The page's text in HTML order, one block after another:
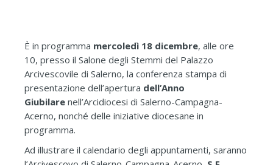
È in programma mercoledì 18 dicembre, alle ore
10, presso il Salone degli Stemmi del Palazzo
Arcivescovile di Salerno, la conferenza stampa di
presentazione dell’apertura dell’Anno
Giubilare nell’Arcidiocesi di Salerno-Campagna-
Acerno, nonché delle iniziative diocesane in
programma.
Ad illustrare il calendario degli appuntamenti, saranno